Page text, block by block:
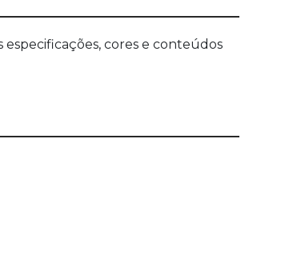
cores e conteúdos